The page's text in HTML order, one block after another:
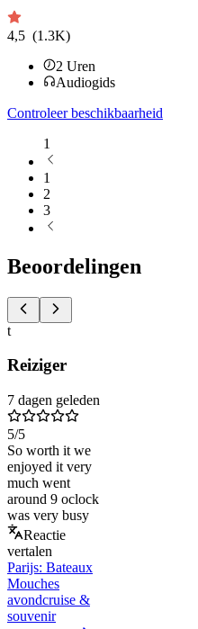
4,5 (1.3K)
2 Uren
Audiogids
Controleer beschikbaarheid
1
1
2
3
Beoordelingen
t
Reiziger
7 dagen geleden
5/5
So worth it we
enjoyed it very
much went
around 9 oclock
was very busy
Reactie
vertalen
Parijs: Bateaux
Mouches
avondcruise &
souvenir